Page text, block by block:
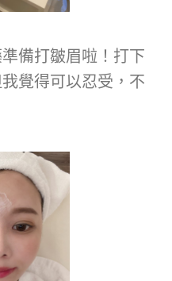
備打皺眉啦！打下
覺得可以忍受，不